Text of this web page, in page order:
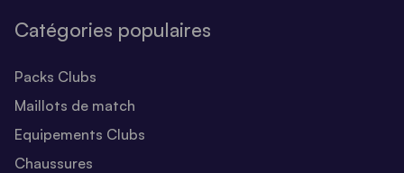
Catégories populaires
Packs Clubs
Maillots de match
Equipements Clubs
Chaussures